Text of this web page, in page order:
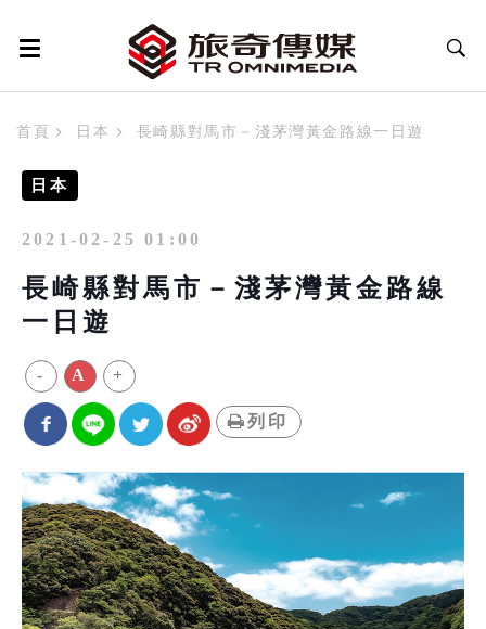
首頁 日本 長崎縣對馬市－淺茅灣黃金路線一日遊
日本
2021-02-25 01:00
長崎縣對馬市－淺茅灣黃金路線
一日遊
- A +
列印